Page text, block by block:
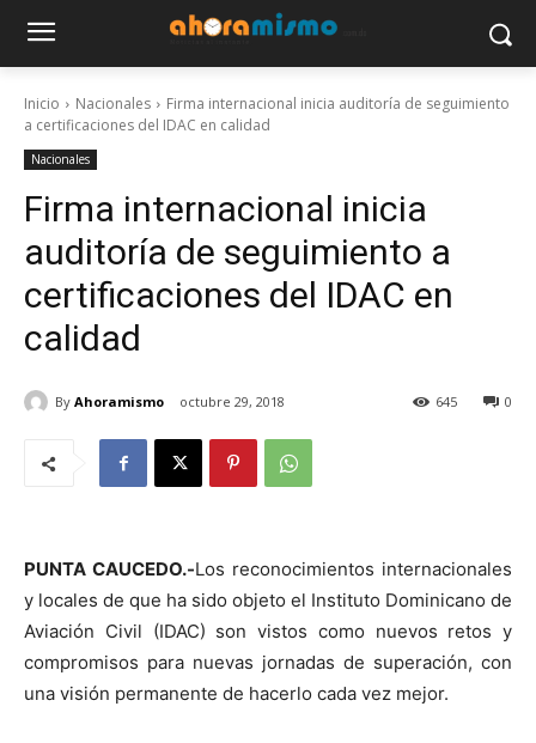
Inicio Nacionales
Firma internacional inicia auditoría de seguimiento
a certificaciones del IDAC en calidad
Nacionales
Firma internacional inicia
auditoría de seguimiento a
certificaciones del IDAC en
calidad
By Ahoramismo octubre 29, 2018 0
645
PUNTA CAUCEDO.-Los reconocimientos internacionales
y locales de que ha sido objeto el Instituto Dominicano de
Aviación Civil (IDAC) son vistos como nuevos retos y
compromisos para nuevas jornadas de superación, con
una visión permanente de hacerlo cada vez mejor.